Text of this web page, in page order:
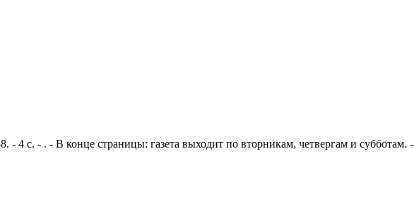
с. - . - В конце страницы: газета выходит по вторникам, четвергам и субботам. -